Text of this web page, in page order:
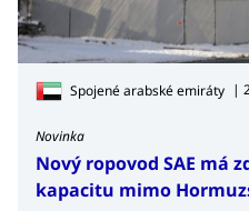
Spojené arabské emiráty |
Novinka
Nový ropovod SAE má
kapacitu mimo